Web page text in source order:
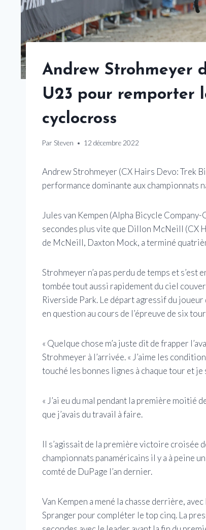
Andrew Strohmeyer
U23 pour remporter
cyclocross
Par Steven 12 décembre 2022
Andrew Strohmeyer (CX Hairs Devo: Trek
performance dominante aux championnats
Jules van Kempen (Alpha Bicycle
secondes plus vite que Dillon McNeill (CX
de McNeill, Daxton Mock, a terminé
Strohmeyer n’a pas perdu de temps et
tombée tout aussi rapidement du ciel
Riverside Park. Le départ agressif du joueur
en question au cours de l’épreuve de six
« Quelque chose m’a juste dit de frapper
Strohmeyer à l’arrivée. « J’aime les
touché les bonnes lignes à chaque tour et
« J’ai eu du mal pendant la première moitié
que j’avais du travail à faire.
Il s’agissait de la première victoire croisée
championnats panaméricains il y a à peine
comté de DuPage l’an dernier.
Van Kempen a mené la chasse derrière,
Spranger pour compléter le top cinq. La